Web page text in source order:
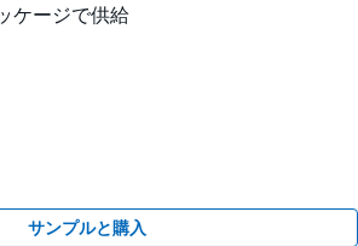
ケージで供給
サンプルと購入